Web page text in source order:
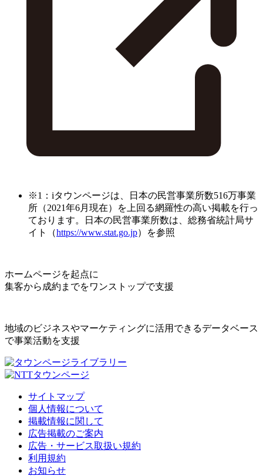
※1：iタウンページは、日本の民営事業所数516万事業
所（2021年6月現在）を上回る網羅性の高い掲載を行っ
ております。日本の民営事業所数は、総務省統計局サ
イト（https://www.stat.go.jp）を参照
ホームページを起点に
集客から成約までをワンストップで支援
地域のビジネスやマーケティングに活用できるデータベース
で事業活動を支援
サイトマップ
個人情報について
掲載情報に関して
広告掲載のご案内
広告・サービス取扱い規約
利用規約
お知らせ